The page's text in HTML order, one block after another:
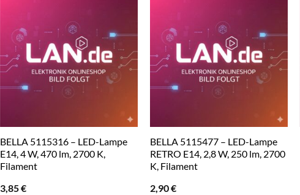
BELLA 5115316 – LED-Lampe
E14, 4 W, 470 lm, 2700 K,
Filament
3,85€
BELLA 5115477 – LED-Lampe
RETRO E14, 2,8 W, 250 lm, 2700
K, Filament
2,90€